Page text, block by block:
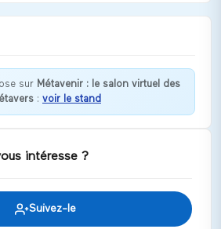
!
sur Métavenir : le salon virtuel des
: voir le stand
intéresse ?
Suivez-le